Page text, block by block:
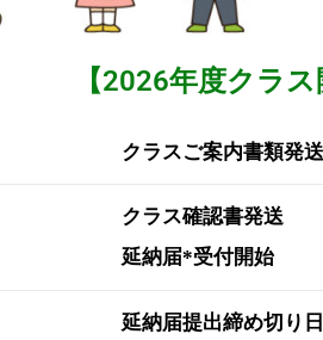
【2026年度クラ
クラスご案内書類発送
クラス確認書発送
延納届*受付開始
延納届提出締め切り日